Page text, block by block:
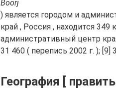
Boorj
) является городом и
край , Россия , находится
административный центр
31 460 ( перепись 2002 г. ); [9]
География [ править